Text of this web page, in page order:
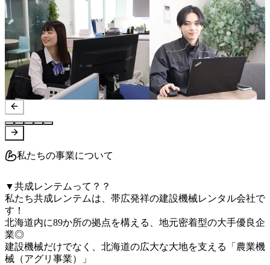
私たちの事業について
▼共成レンテムって？？
私たち共成レンテムは、帯広発祥の建設機械レンタル会社で
す！
北海道内に89か所の拠点を構える、地元密着型の大手優良企
業◎
建設機械だけでなく、北海道の広大な大地を支える「農業機
械（アグリ事業）」